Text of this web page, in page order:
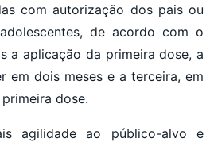
com autorização dos pais ou
de acordo com o
a aplicação da primeira dose, a
em dois meses e a terceira, em
dose.
agilidade ao público-alvo e